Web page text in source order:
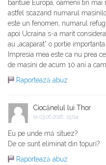
bantuie Europa, oamenii tin
astfel scazand numarul
este un fenomen, numarul
apoi Ucraina s-a marit
au „acaparat” o portie
Impresia mea este ca nu prea
de masini de acum 10 ani a
Raportează abuz
Ciocănelul lui Thor
la 03.06.2026, 15:04
Eu pe unde mă situez?
De ce sunt eliminat din topuri?
Raportează abuz